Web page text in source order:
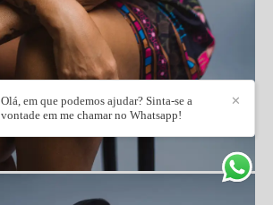
✕
Olá, em que podemos ajudar? Sinta-se a
vontade em me chamar no Whatsapp!